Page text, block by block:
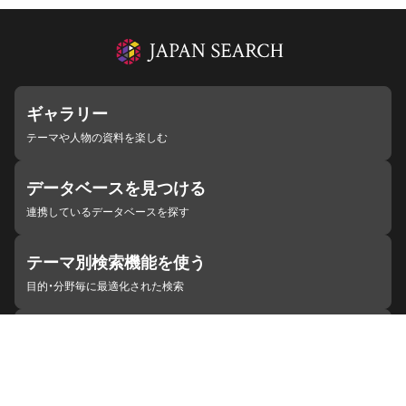
ギャラリー
テーマや人物の資料を楽しむ
データベースを見つける
連携しているデータベースを探す
テーマ別検索機能を使う
目的・分野毎に最適化された検索